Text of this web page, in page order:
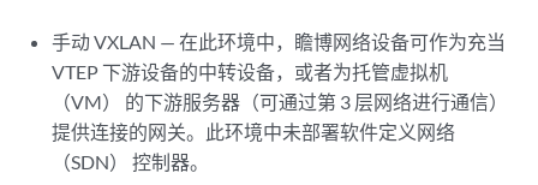
手动 VXLAN — 在此环境中，瞻博网络设备可作为充当
VTEP 下游设备的中转设备，或者为托管虚拟机
（VM） 的下游服务器（可通过第 3 层网络进行通信）
提供连接的网关。此环境中未部署软件定义网络
（SDN） 控制器。